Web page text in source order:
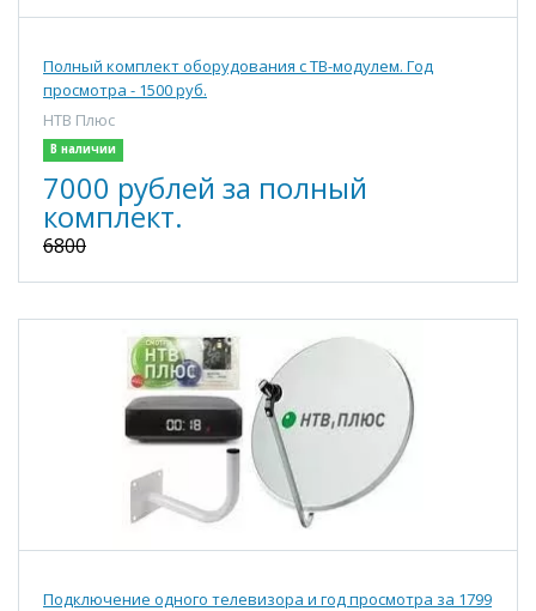
Полный комплект оборудования с ТВ-модулем. Год
просмотра - 1500 руб.
НТВ Плюс
В наличии
7000 рублей за полный
комплект.
6800
Подключение одного телевизора и год просмотра за 1799